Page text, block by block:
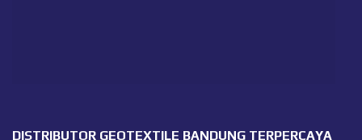
DISTRIBUTOR GEOTEXTILE BANDUNG TERPERCAYA